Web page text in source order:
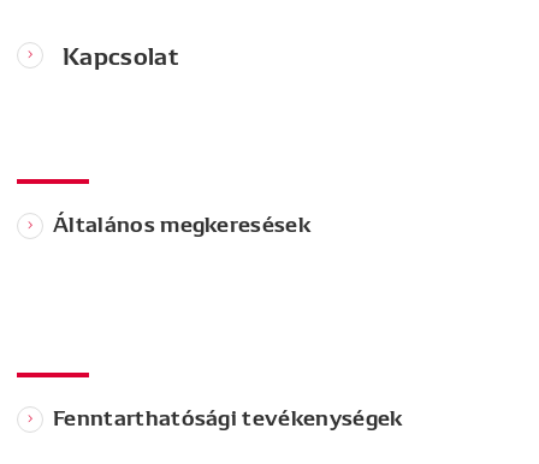
Kapcsolat
Általános megkeresések
Fenntarthatósági tevékenységek